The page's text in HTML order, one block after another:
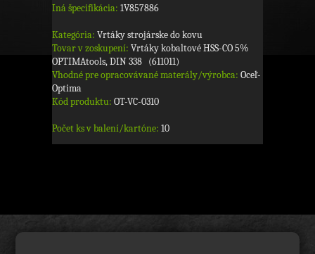
Iná špecifikácia: 1V857886
Kategória: Vrtáky strojárske do kovu
Tovar v zoskupení: Vrtáky kobaltové HSS-CO 5%
OPTIMAtools, DIN 338 (611011)
Vhodné pre opracovávané materály/výrobca: Oceľ-
Optima
Kód produktu: OT-VC-0310
Počet ks v balení/kartóne: 10